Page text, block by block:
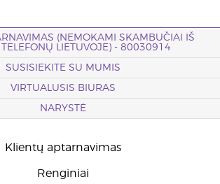
(NEMOKAMI SKAMBUČIAI IŠ
LIETUVOJE) - 80030914
SUSISIEKITE SU MUMIS
VIRTUALUSIS BIURAS
NARYSTĖ
Klientų aptarnavimas
Renginiai